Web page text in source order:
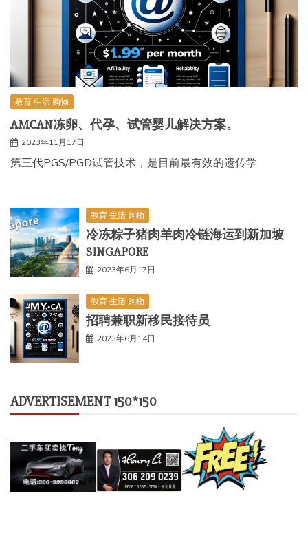
教育 生活 购物
AMCAN冻卵、代孕、试管婴儿解决方案。
2023年11月17日
第三代PGS/PGD试管技术，是目前最有效的遗传学
教育 生活 购物
冷冻粽子猪肉羊肉冷链海运到新加坡
SINGAPORE
2023年6月17日
教育 生活 购物
招聘兼职新移民接待员
2023年6月14日
ADVERTISEMENT 150*150